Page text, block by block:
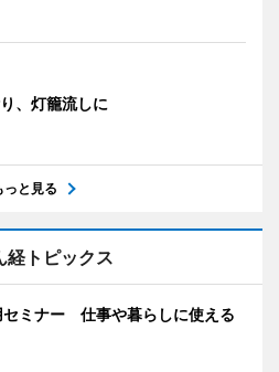
、灯籠流しに
っと見る
経トピックス
セミナー 仕事や暮らしに使える